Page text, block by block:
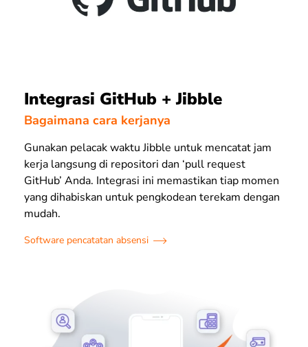
Integrasi GitHub + Jibble
Bagaimana cara kerjanya
Gunakan pelacak waktu Jibble untuk mencatat jam
kerja langsung di repositori dan ‘pull request
GitHub’ Anda. Integrasi ini memastikan tiap momen
yang dihabiskan untuk pengkodean terekam dengan
mudah.
Software pencatatan absensi